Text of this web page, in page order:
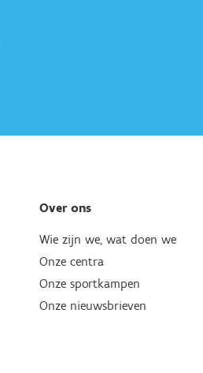
Over ons
Wie zijn we, wat doen we
Onze centra
Onze sportkampen
Onze nieuwsbrieven